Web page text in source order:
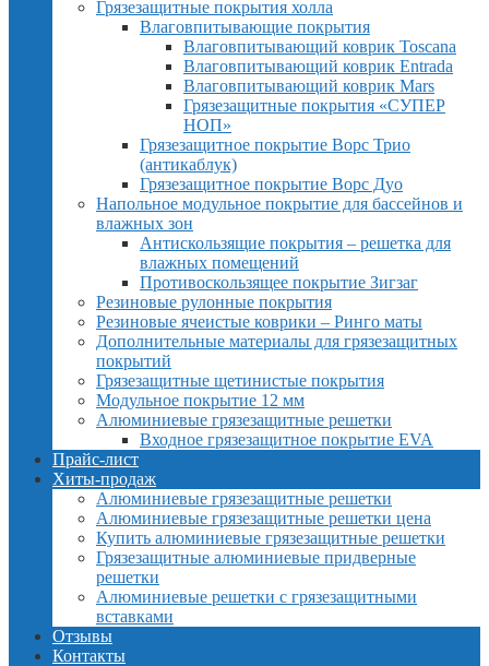
Грязезащитные покрытия холла
Влаговпитывающие покрытия
Влаговпитывающий коврик Toscana
Влаговпитывающий коврик Entrada
Влаговпитывающий коврик Mars
Грязезащитные покрытия «СУПЕР
НОП»
Грязезащитное покрытие Ворс Трио
(антикаблук)
Грязезащитное покрытие Ворс Дуо
Напольное модульное покрытие для бассейнов и
влажных зон
Антискользящие покрытия – решетка для
влажных помещений
Противоскользящее покрытие Зигзаг
Резиновые рулонные покрытия
Резиновые ячеистые коврики – Ринго маты
Дополнительные материалы для грязезащитных
покрытий
Грязезащитные щетинистые покрытия
Модульное покрытие 12 мм
Алюминиевые грязезащитные решетки
Входное грязезащитное покрытие EVA
Прайс-лист
Хиты-продаж
Алюминиевые грязезащитные решетки
Алюминиевые грязезащитные решетки цена
Купить алюминиевые грязезащитные решетки
Грязезащитные алюминиевые придверные
решетки
Алюминиевые решетки с грязезащитными
вставками
Отзывы
Контакты